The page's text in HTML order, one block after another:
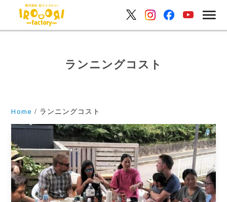
ランニングコスト
Home ランニングコスト